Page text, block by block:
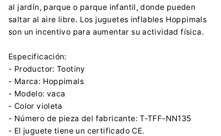
al jardín, parque o parque infantil, donde pueden
saltar al aire libre. Los juguetes inflables Hoppimals
son un incentivo para aumentar su actividad física.
Especificación:
- Productor: Tootiny
- Marca: Hoppimals
- Modelo: vaca
- Color violeta
- Número de pieza del fabricante: T-TFF-NN135
- El juguete tiene un certificado CE.